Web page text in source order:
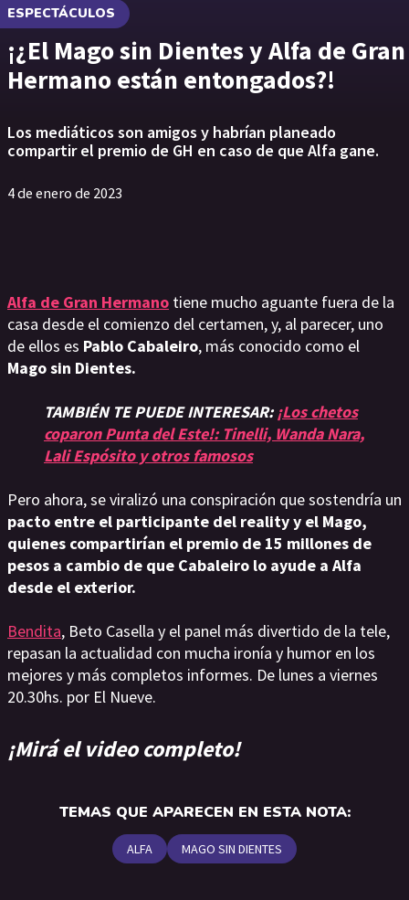
ESPECTÁCULOS
¡¿El Mago sin Dientes y Alfa de Gran
Hermano están entongados?!
Los mediáticos son amigos y habrían planeado
compartir el premio de GH en caso de que Alfa gane.
4 de enero de 2023
Alfa de Gran Hermano tiene mucho aguante fuera de la
casa desde el comienzo del certamen, y, al parecer, uno
de ellos es Pablo Cabaleiro, más conocido como el
Mago sin Dientes.
TAMBIÉN TE PUEDE INTERESAR:¡Los chetos
coparon Punta del Este!: Tinelli, Wanda Nara,
Lali Espósito y otros famosos
Pero ahora, se viralizó una conspiración que sostendría un
pacto entre el participante del reality y el Mago,
quienes compartirían el premio de 15 millones de
pesos a cambio de que Cabaleiro lo ayude a Alfa
desde el exterior.
Bendita, Beto Casella y el panel más divertido de la tele,
repasan la actualidad con mucha ironía y humor en los
mejores y más completos informes. De lunes a viernes
20.30hs. por El Nueve.
¡Mirá el video completo!
TEMAS QUE APARECEN EN ESTA NOTA:
ALFA MAGO SIN DIENTES